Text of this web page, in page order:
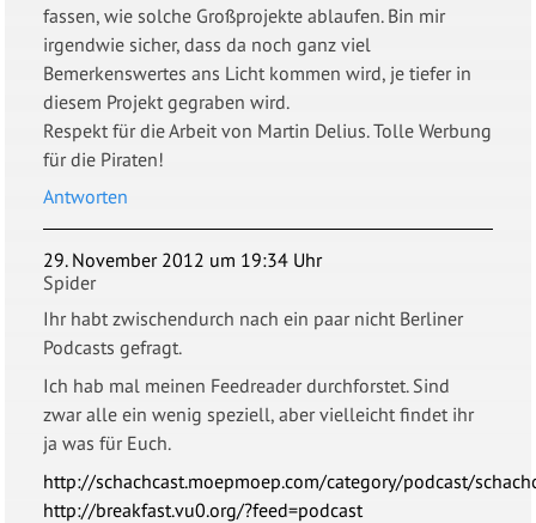
fassen, wie solche Großprojekte ablaufen. Bin mir
irgendwie sicher, dass da noch ganz viel
Bemerkenswertes ans Licht kommen wird, je tiefer in
diesem Projekt gegraben wird.
Respekt für die Arbeit von Martin Delius. Tolle Werbung
für die Piraten!
Antworten
29. November 2012 um 19:34 Uhr
Spider
Ihr habt zwischendurch nach ein paar nicht Berliner
Podcasts gefragt.
Ich hab mal meinen Feedreader durchforstet. Sind
zwar alle ein wenig speziell, aber vielleicht findet ihr
ja was für Euch.
http://schachcast.moepmoep.com/category/podcast/
http://breakfast.vu0.org/?feed=podcast